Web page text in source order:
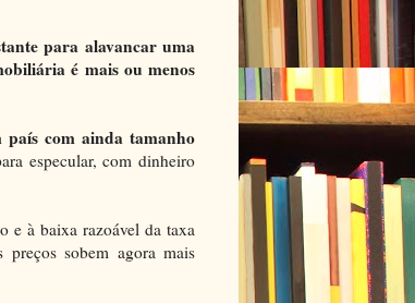
para alavancar uma
é mais ou menos
com ainda tamanho
especular, com dinheiro
e à baixa razoável da taxa
sobem agora mais